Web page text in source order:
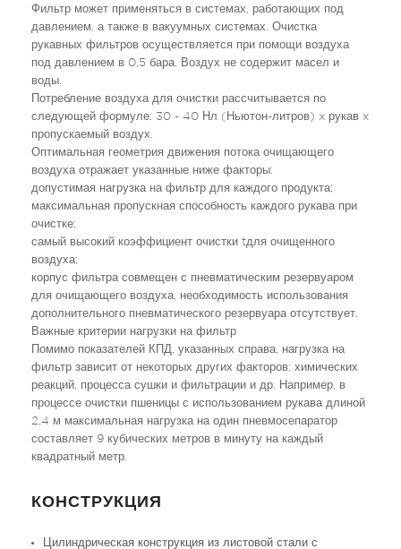
Фильтр может применяться в системах, работающих под
давлением, а также в вакуумных системах. Очистка
рукавных фильтров осуществляется при помощи воздуха
под давлением в 0,5 бара. Воздух не содержит масел и
воды.
Потребление воздуха для очистки рассчитывается по
следующей формуле: 30 - 40 Нл (Ньютон-литров) x рукав x
пропускаемый воздух.
Оптимальная геометрия движения потока очищающего
воздуха отражает указанные ниже факторы:
допустимая нагрузка на фильтр для каждого продукта;
максимальная пропускная способность каждого рукава при
очистке;
самый высокий коэффициент очистки tдля очищенного
воздуха;
корпус фильтра совмещен с пневматическим резервуаром
для очищающего воздуха, необходимость использования
дополнительного пневматического резервуара отсутствует.
Важные критерии нагрузки на фильтр
Помимо показателей КПД, указанных справа, нагрузка на
фильтр зависит от некоторых других факторов: химических
реакций, процесса сушки и фильтрации и др. Например, в
процессе очистки пшеницы с использованием рукава длиной
2,4 м максимальная нагрузка на один пневмосепаратор
составляет 9 кубических метров в минуту на каждый
квадратный метр.
КОНСТРУКЦИЯ
Цилиндрическая конструкция из листовой стали с